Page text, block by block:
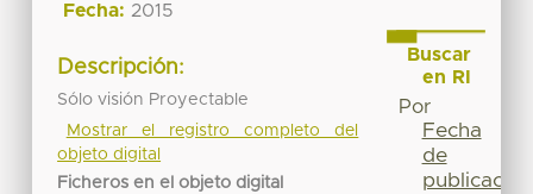
Fecha: 2015
Descripción:
Sólo visión Proyectable
Mostrar el registro completo del
objeto digital
Ficheros en el objeto digital
Buscar
en RI
Por
Fecha
de
publicación